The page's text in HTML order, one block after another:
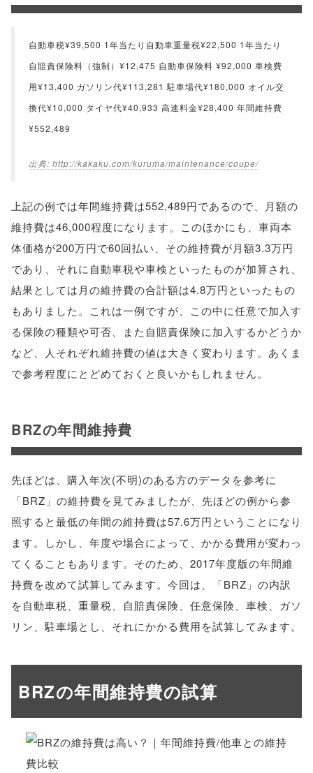
自動車税¥39,500 1年当たり自動車重量税¥22,500 1年当たり
自賠責保険料（強制）¥12,475 自動車保険料 ¥92,000 車検費
用¥13,400 ガソリン代¥113,281 駐車場代¥180,000 オイル交
換代¥10,000 タイヤ代¥40,933 高速料金¥28,400 年間維持費
¥552,489
http://kakaku.com/kuruma/maintenance/coupe/
上記の例では年間維持費は552,489円であるので、月額の
維持費は46,000程度になります。このほかにも、車両本
体価格が200万円で60回払い、その維持費が月額3.3万円
であり、それに自動車税や車検といったものが加算され、
結果としては月の維持費の合計額は4.8万円といったもの
もありました。これは一例ですが、この中に任意で加入す
る保険の種類や可否、また自賠責保険に加入するかどうか
など、人それぞれ維持費の値は大きく変わります。あくま
で参考程度にとどめておくと良いかもしれません。
BRZの年間維持費
先ほどは、購入年次(不明)のある方のデータを参考に
「BRZ」の維持費を見てみましたが、先ほどの例から参
照すると最低の年間の維持費は57.6万円ということになり
ます。しかし、年度や場合によって、かかる費用が変わっ
てくることもあります。そのため、2017年度版の年間維
持費を改めて試算してみます。今回は、「BRZ」の内訳
を自動車税、重量税、自賠責保険、任意保険、車検、ガソ
リン、駐車場とし、それにかかる費用を試算してみます。
BRZの年間維持費の試算